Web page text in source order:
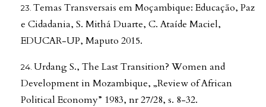
Temas Transversais em Moçambique: Educação, Paz
e Cidadania, S. Mithá Duarte, C. Ataíde Maciel,
EDUCAR-UP, Maputo 2015.
Urdang S., The Last Transition? Women and
Development in Mozambique, „Review of African
Political Economy” 1983, nr 27/28, s. 8-32.